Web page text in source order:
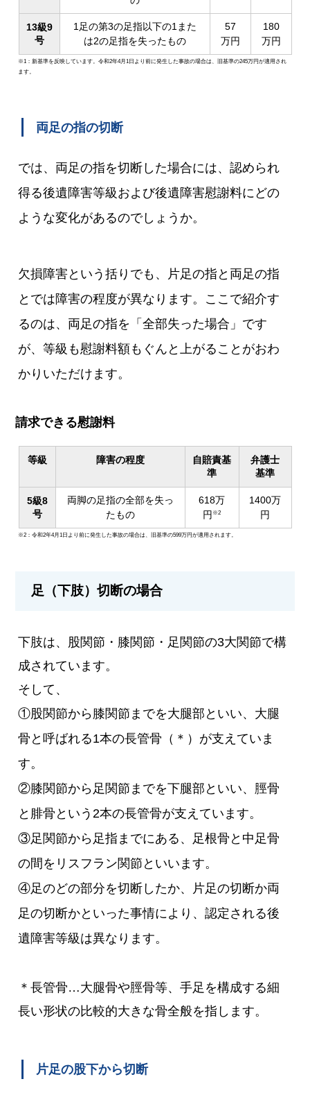
13級9
号
1足の第3の足指以下の1また
は2の足指を失ったもの
57
万円
180
万円
※1：新基準を反映しています。令和2年4月1日より前に発生した事故の場合は、旧基準の245万円が適用され
ます。
両足の指の切断
では、両足の指を切断した場合には、認められ
得る後遺障害等級および後遺障害慰謝料にどの
ような変化があるのでしょうか。
欠損障害という括りでも、片足の指と両足の指
とでは障害の程度が異なります。ここで紹介す
るのは、両足の指を「全部失った場合」です
が、等級も慰謝料額もぐんと上がることがおわ
かりいただけます。
請求できる慰謝料
等級 障害の程度
自賠責基
準
弁護士
基準
5級8
号
両脚の足指の全部を失っ
たもの
618万
円 ※2
1400万
円
※2：令和2年4月1日より前に発生した事故の場合は、旧基準の599万円が適用されます。
足（下肢）切断の場合
下肢は、股関節・膝関節・足関節の3大関節で構
成されています。
そして、
①股関節から膝関節までを大腿部といい、大腿
骨と呼ばれる1本の長管骨（＊）が支えていま
す。
②膝関節から足関節までを下腿部といい、脛骨
と腓骨という2本の長管骨が支えています。
③足関節から足指までにある、足根骨と中足骨
の間をリスフラン関節といいます。
④足のどの部分を切断したか、片足の切断か両
足の切断かといった事情により、認定される後
遺障害等級は異なります。
＊長管骨…大腿骨や脛骨等、手足を構成する細
長い形状の比較的大きな骨全般を指します。
片足の股下から切断